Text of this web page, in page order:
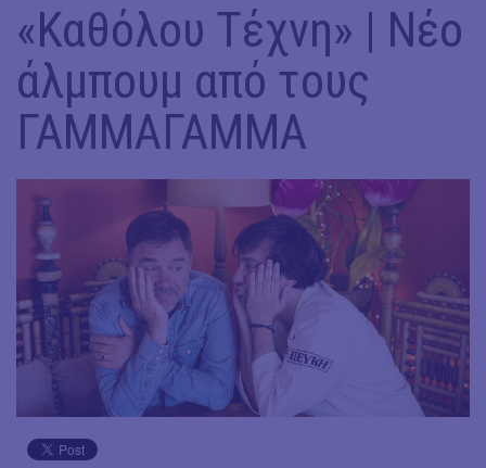
«Καθόλου Τέχνη» | Νέο
άλμπουμ από τους
ΓΑΜΜΑΓΑΜΜΑ